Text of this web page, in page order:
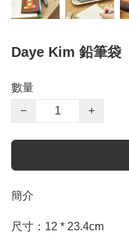
Daye Kim 鉛筆袋
數量
−
+
簡介
尺寸：12 * 23.4cm